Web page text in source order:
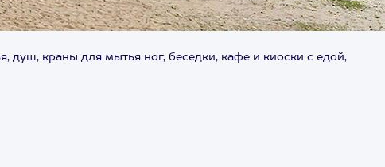
душ, краны для мытья ног, беседки, кафе и киоски с едой,